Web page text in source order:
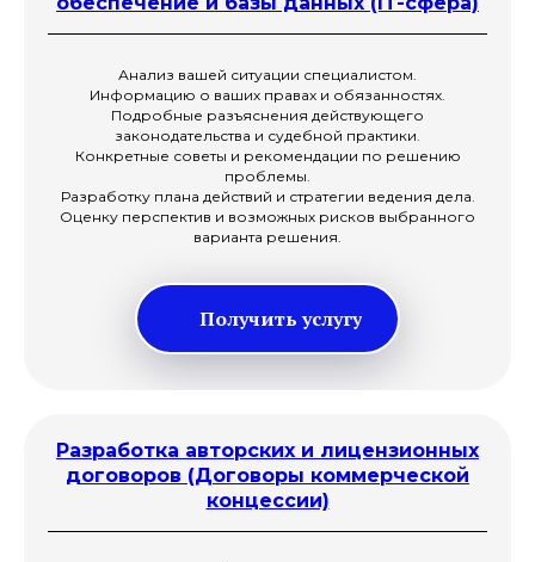
Анализ вашей ситуации специалистом.
Информацию о ваших правах и обязанностях.
Подробные разъяснения действующего
законодательства и судебной практики.
Конкретные советы и рекомендации по решению
проблемы.
Разработку плана действий и стратегии ведения дела.
Оценку перспектив и возможных рисков выбранного
варианта решения.
Получить услугу
Разработка авторских и лицензионных
договоров (Договоры коммерческой
концессии)